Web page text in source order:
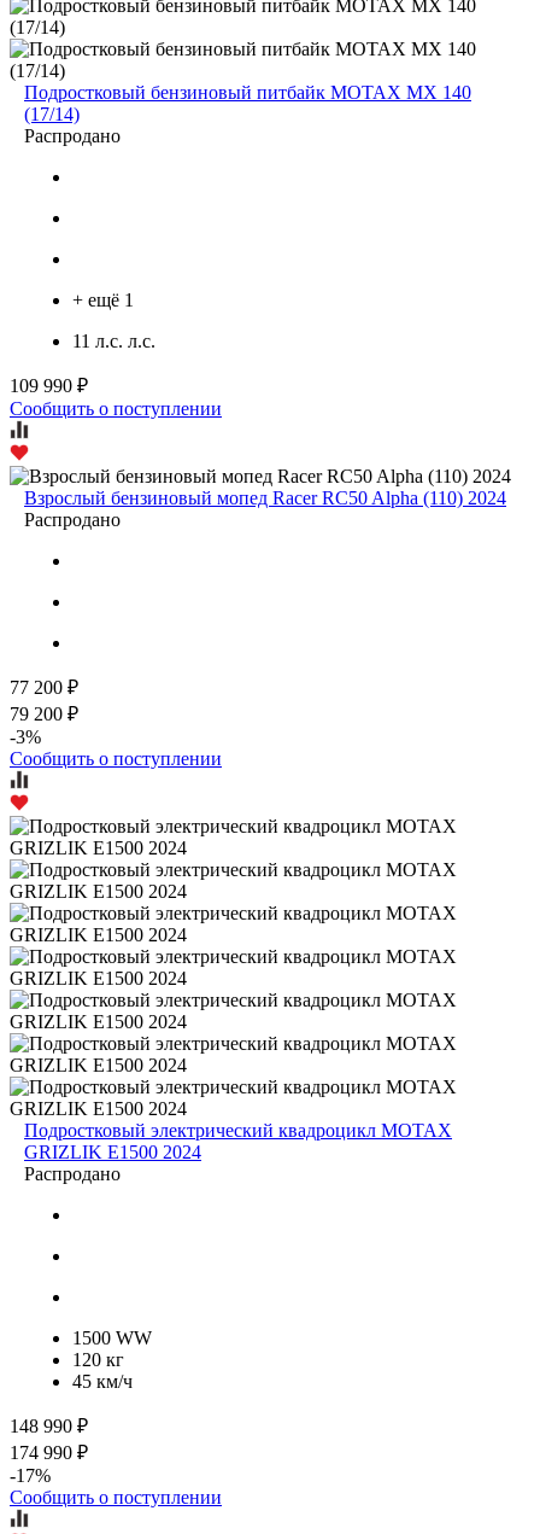
Подростковый бензиновый питбайк MOTAX MX 140
(17/14)
Распродано
+ ещё 1
11 л.с. л.с.
109 990 ₽
Сообщить о поступлении
Взрослый бензиновый мопед Racer RC50 Alpha (110) 2024
Распродано
77 200 ₽
79 200 ₽
-3%
Сообщить о поступлении
Подростковый электрический квадроцикл MOTAX
GRIZLIK E1500 2024
Распродано
1500 WW
120 кг
45 км/ч
148 990 ₽
174 990 ₽
-17%
Сообщить о поступлении